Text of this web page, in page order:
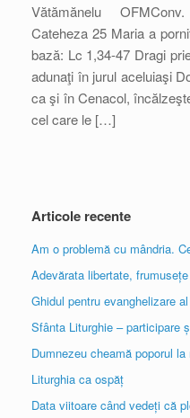
Vătămănelu
Cateheza 25 Maria a
bază: Lc 1,34-47 Dragi
adunaţi în jurul aceluiaşi
ca şi în Cenacol,
cel care le […]
Articole recente
Am o problemă cu mândria.
Adevărata libertate,
Ghidul pentru evanghelizare
Sfânta Liturghie – participare
Dumnezeu cheamă poporul la
Liturghia ca ospăț
Data viitoare când vedeți că